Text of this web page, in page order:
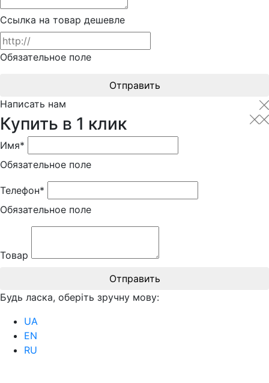
Ссылка на товар дешевле
Обязательное поле
Отправить
Написать нам
Купить в 1 клик
Имя*
Обязательное поле
Телефон*
Обязательное поле
Товар
Отправить
Будь ласка, оберіть зручну мову:
UA
EN
RU